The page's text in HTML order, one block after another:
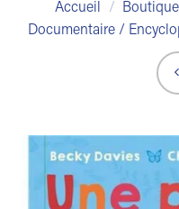
Accueil / Boutique
Documentaire /